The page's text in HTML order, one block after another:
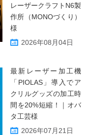
レーザークラフトN6製
作所（MONOづくり）
様
2026年08月04日
最新レーザー加工機
「PIOLAS」導入でア
クリルグッズの加工時
間を20%短縮！｜オバ
タ工芸様
2026年07月21日